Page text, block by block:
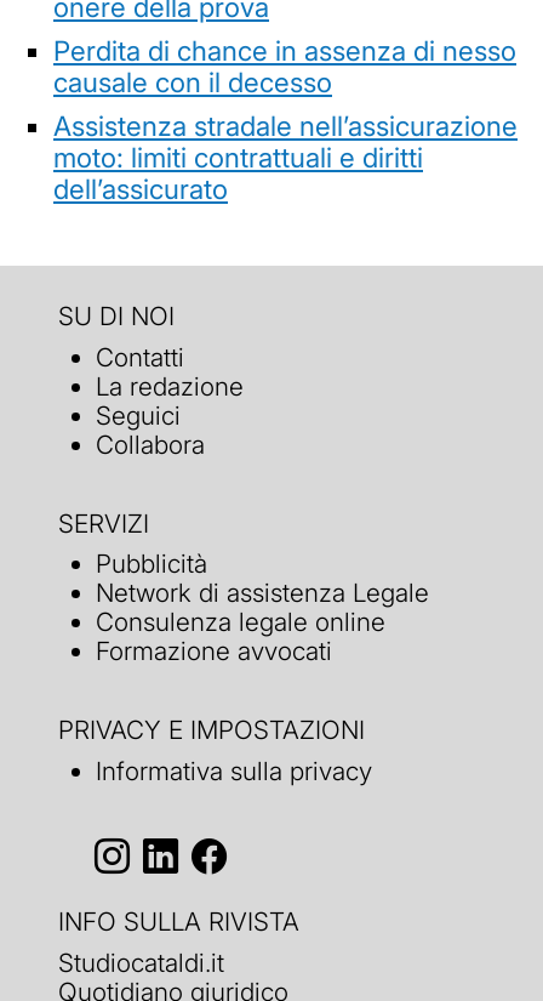
onere della prova
Perdita di chance in assenza di nesso
causale con il decesso
Assistenza stradale nell’assicurazione
moto: limiti contrattuali e diritti
dell’assicurato
SU DI NOI
Contatti
La redazione
Seguici
Collabora
SERVIZI
Pubblicità
Network di assistenza Legale
Consulenza legale online
Formazione avvocati
PRIVACY E IMPOSTAZIONI
Informativa sulla privacy
INFO SULLA RIVISTA
Studiocataldi.it
Quotidiano giuridico